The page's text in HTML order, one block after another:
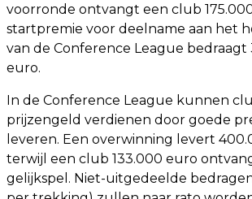
voorronde ontvangt een club
startpremie voor deelname aan het
van de Conference League bedraagt
euro.
In de Conference League kunnen
prijzengeld verdienen door goede
leveren. Een overwinning levert
terwijl een club 133.000 euro
gelijkspel. Niet-uitgedeelde